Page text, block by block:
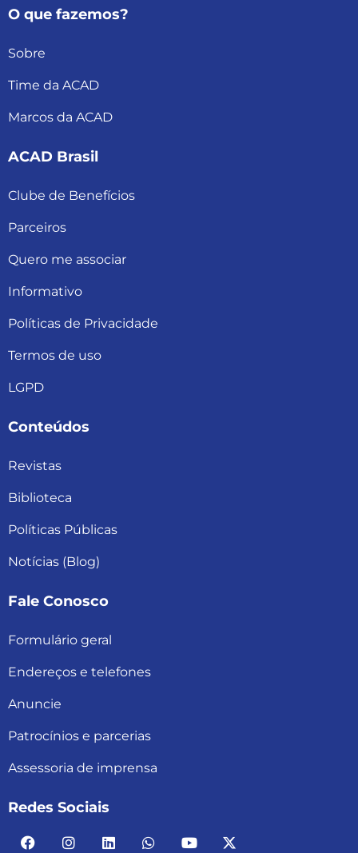
O que fazemos?
Sobre
Time da ACAD
Marcos da ACAD
ACAD Brasil
Clube de Benefícios
Parceiros
Quero me associar
Informativo
Políticas de Privacidade
Termos de uso
LGPD
Conteúdos
Revistas
Biblioteca
Políticas Públicas
Notícias (Blog)
Fale Conosco
Formulário geral
Endereços e telefones
Anuncie
Patrocínios e parcerias
Assessoria de imprensa
Redes Sociais